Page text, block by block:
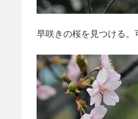
早咲きの桜を見つける。